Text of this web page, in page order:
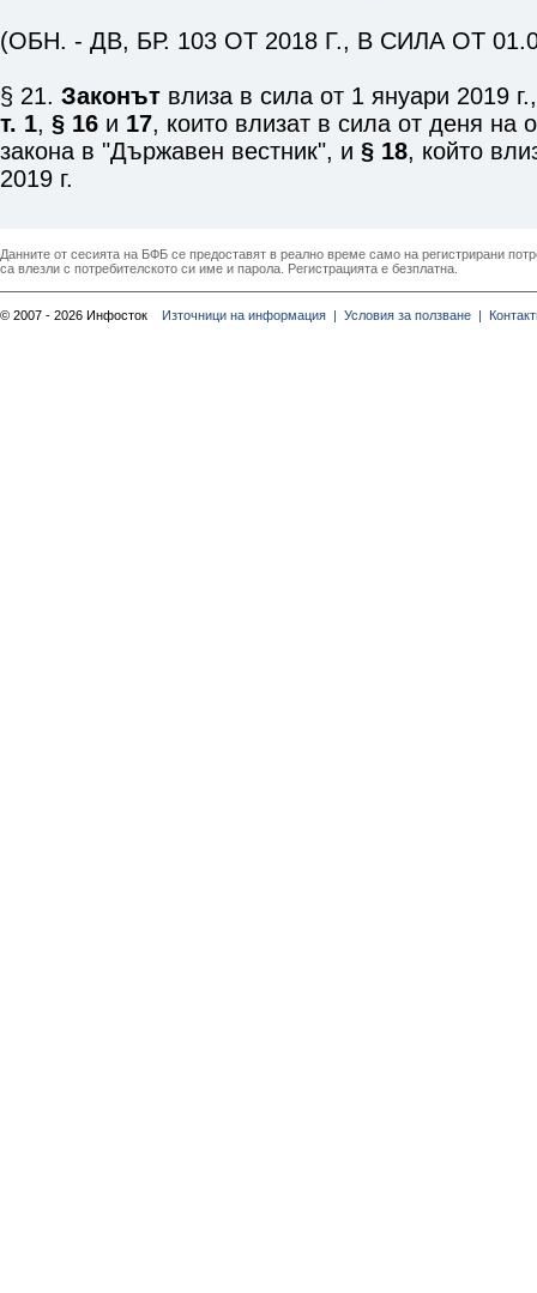
(ОБН. - ДВ, БР. 103 ОТ 2018 Г., В СИЛА ОТ
§ 21. Законът влиза в сила от 1 януари 2019
т. 1, § 16 и 17, които влизат в сила от деня на
закона в "Държавен вестник", и § 18, който
2019 г.
Данните от сесията на БФБ се предоставят в реално време само на регистрирани
са влезли с потребителското си име и парола. Регистрацията е безплатна.
© 2007 - 2026 Инфосток Източници на информация | Условия за ползване |